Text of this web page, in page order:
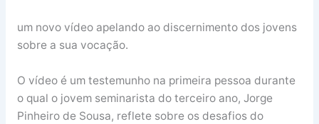
um novo vídeo apelando ao discernimento dos jovens
sobre a sua vocação.
O vídeo é um testemunho na primeira pessoa durante
o qual o jovem seminarista do terceiro ano, Jorge
Pinheiro de Sousa, reflete sobre os desafios do